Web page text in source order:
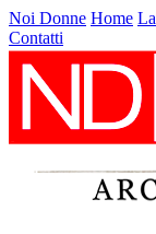
Noi Donne Home
Contatti